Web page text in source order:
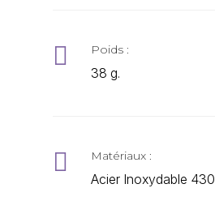
 Poids :
38 g.
 Matériaux :
Acier Inoxydable 430